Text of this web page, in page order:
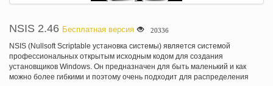
NSIS 2.46 Бесплатная версия 20336
NSIS (Nullsoft Scriptable установка системы) является системой
профессиональных открытым исходным кодом для создания
установщиков Windows. Он предназначен для быть маленький и как
можно более гибкими и поэтому очень подходит для распределения